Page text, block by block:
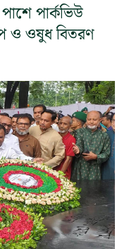
পার্কভিউ
ও ওষুধ বিতরণ